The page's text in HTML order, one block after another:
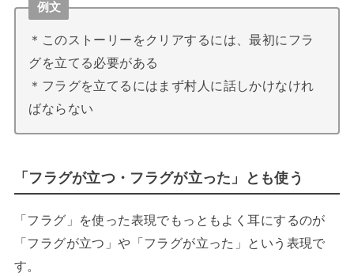
例文
＊このストーリーをクリアするには、最初にフラ
グを立てる必要がある
＊フラグを立てるにはまず村人に話しかけなけれ
ばならない
「フラグが立つ・フラグが立った」とも使う
「フラグ」を使った表現でもっともよく耳にするのが
「フラグが立つ」や「フラグが立った」という表現で
す。